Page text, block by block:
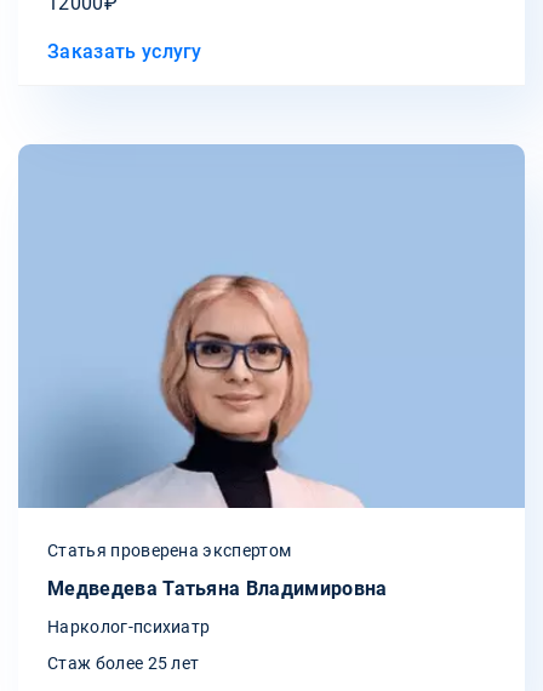
Заказать услугу
Статья проверена экспертом
Медведева Татьяна Владимировна
Нарколог-психиатр
Стаж более 25 лет